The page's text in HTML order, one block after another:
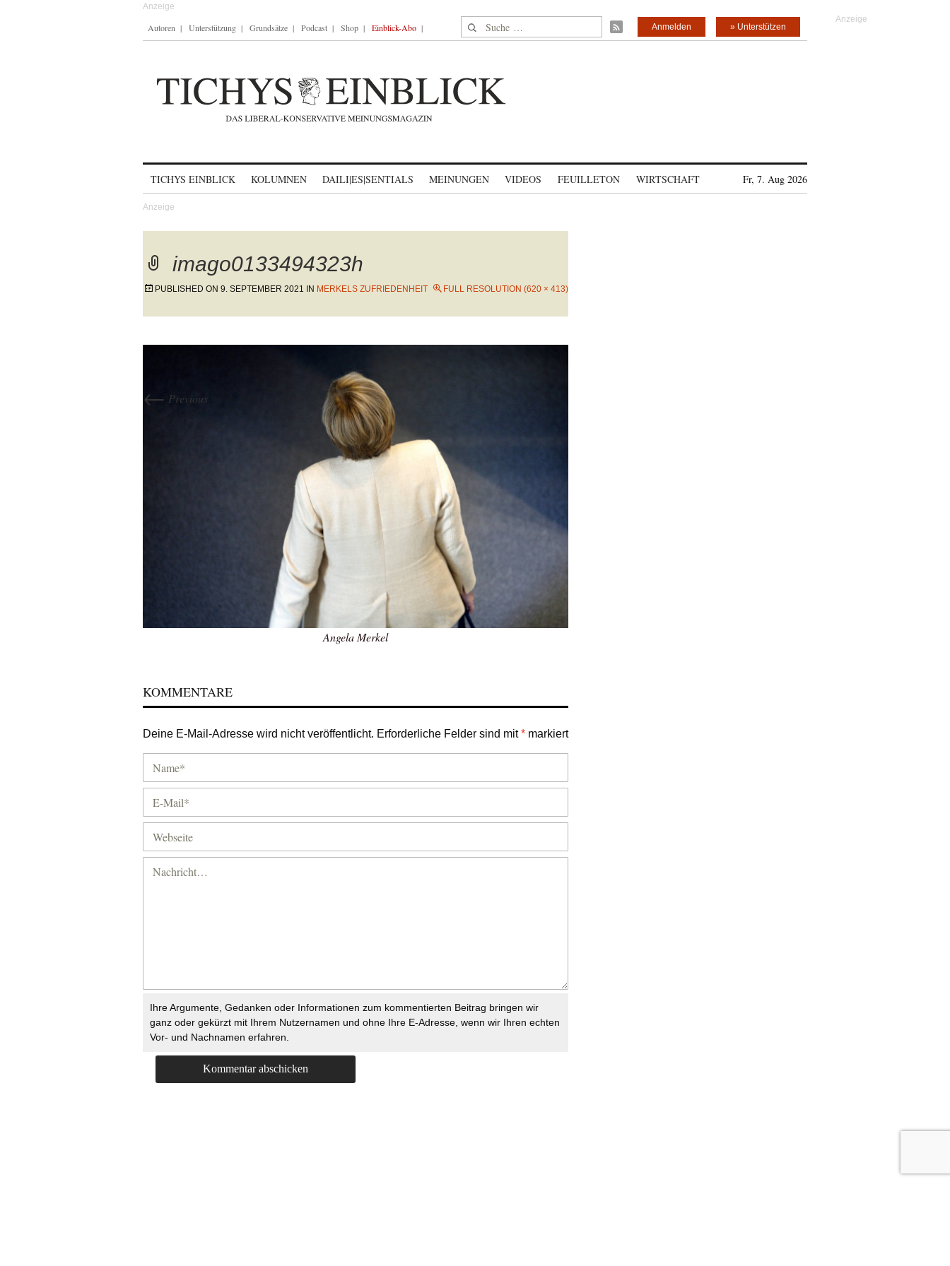
Autoren Unterstützung Grundsätze Podcast Shop Einblick-Abo Suche nach: » Unterstützen
Anmelden
TICHYS EINBLICK KOLUMNEN DAILI|ES|SENTIALS MEINUNGEN VIDEOS FEUILLETON WIRTSCHAFT Fr, 7. Aug 2026
imago0133494323h
PUBLISHED ON 9. SEPTEMBER 2021 IN MERKELS ZUFRIEDENHEIT FULL RESOLUTION (620 × 413)
← Previous
Angela Merkel
KOMMENTARE
Deine E-Mail-Adresse wird nicht veröffentlicht. Erforderliche Felder sind mit* markiert
Ihre Argumente, Gedanken oder Informationen zum kommentierten Beitrag bringen wir
ganz oder gekürzt mit Ihrem Nutzernamen und ohne Ihre E-Adresse, wenn wir Ihren echten
Vor- und Nachnamen erfahren.